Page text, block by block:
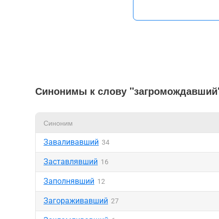
Синонимы к слову
Синоним
Заваливавший 34
Заставлявший 16
Заполнявший 12
Загораживавший 27